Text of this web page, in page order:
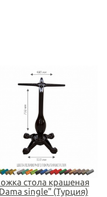
стола крашеная
single" (Турция)